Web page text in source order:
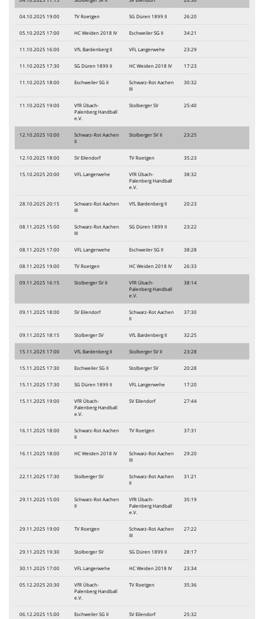
04.10.2025 19:00 TV Roetgen SG Düren 1899 II 26:20
05.10.2025 17:00 HC Weiden 2018 IV Eschweiler SG II 34:21
11.10.2025 16:00 VfL Bardenberg II VFL Langerwehe 23:29
11.10.2025 17:30 SG Düren 1899 II HC Weiden 2018 IV 17:23
11.10.2025 18:00 Eschweiler SG II
Schwarz-Rot Aachen
III
30:32
11.10.2025 19:00
VfR Übach-
Palenberg Handball
e.V.
Stolberger SV 25:40
12.10.2025 10:00
Schwarz-Rot Aachen
II
Stolberger SV II 23:25
12.10.2025 18:00 SV Eilendorf TV Roetgen 35:23
15.10.2025 20:00 VFL Langerwehe
VfR Übach-
Palenberg Handball
e.V.
38:32
28.10.2025 20:15
Schwarz-Rot Aachen
III
VfL Bardenberg II 20:23
08.11.2025 15:00
Schwarz-Rot Aachen
III
SG Düren 1899 II 23:22
08.11.2025 17:00 VFL Langerwehe Eschweiler SG II 38:28
08.11.2025 19:00 TV Roetgen HC Weiden 2018 IV 26:33
09.11.2025 16:15 Stolberger SV II
VfR Übach-
Palenberg Handball
e.V.
38:14
09.11.2025 18:00 SV Eilendorf
Schwarz-Rot Aachen
II
37:30
09.11.2025 18:15 Stolberger SV VfL Bardenberg II 32:25
15.11.2025 17:00 VfL Bardenberg II Stolberger SV II 23:28
15.11.2025 17:30 Eschweiler SG II Stolberger SV 20:28
15.11.2025 17:30 SG Düren 1899 II VFL Langerwehe 17:20
15.11.2025 19:00
VfR Übach-
Palenberg Handball
e.V.
SV Eilendorf 27:44
16.11.2025 18:00
Schwarz-Rot Aachen
II
TV Roetgen 37:31
16.11.2025 18:00 HC Weiden 2018 IV
Schwarz-Rot Aachen
III
29:20
22.11.2025 17:30 Stolberger SV
Schwarz-Rot Aachen
II
31:21
29.11.2025 15:00
Schwarz-Rot Aachen
II
VfR Übach-
Palenberg Handball
e.V.
35:19
29.11.2025 19:00 TV Roetgen
Schwarz-Rot Aachen
III
27:22
29.11.2025 19:30 Stolberger SV SG Düren 1899 II 28:17
30.11.2025 17:00 VFL Langerwehe HC Weiden 2018 IV 23:34
05.12.2025 20:30
VfR Übach-
Palenberg Handball
e.V.
TV Roetgen 35:36
06.12.2025 15:00 Eschweiler SG II SV Eilendorf 25:32